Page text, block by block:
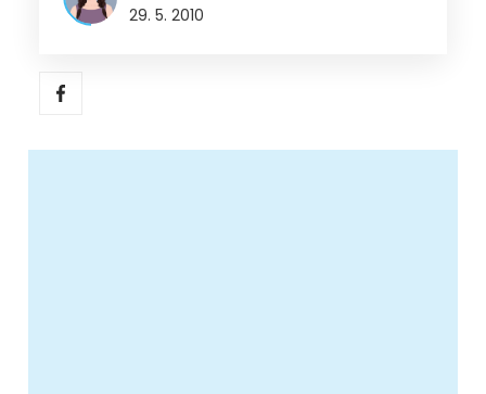
29. 5. 2010